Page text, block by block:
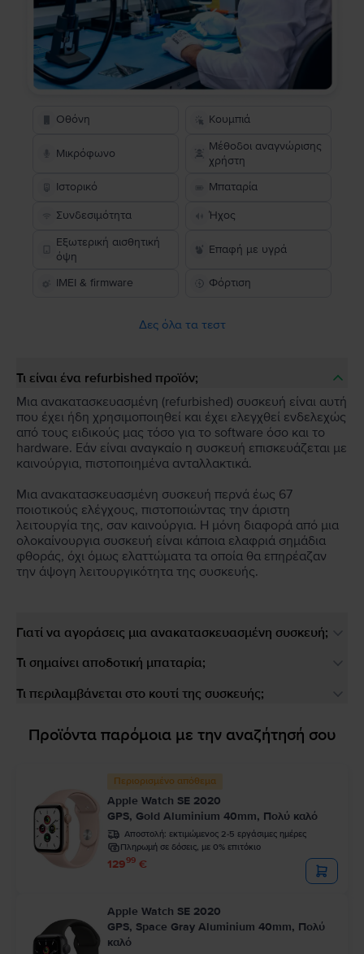
Οθόνη Κουμπιά
Μικρόφωνο
Μέθοδοι αναγνώρισης
χρήστη
Ιστορικό
Μπαταρία
Συνδεσιμότητα
Ήχος
Εξωτερική αισθητική
όψη
Επαφή με υγρά
IMEI & firmware Φόρτιση
Δες όλα τα τεστ
Τι είναι ένα refurbished προϊόν;
Μια ανακατασκευασμένη (refurbished) συσκευή είναι αυτή
που έχει ήδη χρησιμοποιηθεί και έχει ελεγχθεί ενδελεχώς
από τους ειδικούς μας τόσο για το software όσο και το
hardware. Εάν είναι αναγκαίο η συσκευή επισκευάζεται με
καινούργια, πιστοποιημένα ανταλλακτικά.
Μια ανακατασκευασμένη συσκευή περνά έως 67
ποιοτικούς ελέγχους, πιστοποιώντας την άριστη
λειτουργία της, σαν καινούργια. Η μόνη διαφορά από μια
ολοκαίνουργια συσκευή είναι κάποια ελαφριά σημάδια
φθοράς, όχι όμως ελαττώματα τα οποία θα επηρέαζαν
την άψογη λειτουργικότητα της συσκευής.
Γιατί να αγοράσεις μια ανακατασκευασμένη συσκευή;
Τι σημαίνει αποδοτική μπαταρία;
Τι περιλαμβάνεται στο κουτί της συσκευής;
Προϊόντα παρόμοια με την αναζήτησή σου
Περιορισμένο απόθεμα
Apple Watch SE 2020
GPS, Gold Aluminium 40mm, Πολύ καλό
Αποστολή: εκτιμώμενος 2-5 εργάσιμες ημέρες
Πληρωμή σε δόσεις, με 0% επιτόκιο
12999 €
Apple Watch SE 2020
GPS, Space Gray Aluminium 40mm, Πολύ
καλό